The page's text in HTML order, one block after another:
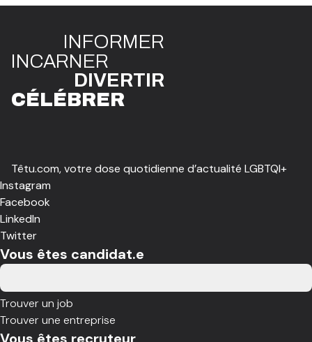
INFORMER
INCARNER
DIVERTIR
CÉLÉBRER
Têtu.com, votre dose quotidienne d’actualité LGBTQI+
Instagram
Facebook
LinkedIn
Twitter
Vous êtes candidat.e
Trouver un job
Trouver une entreprise